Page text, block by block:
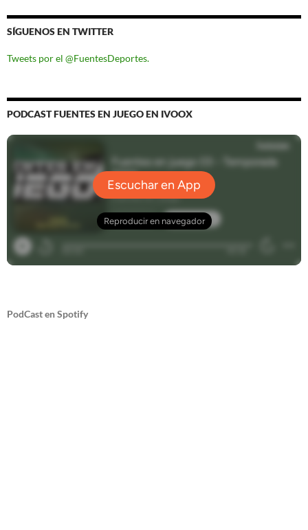
SÍGUENOS EN TWITTER
Tweets por el @FuentesDeportes.
PODCAST FUENTES EN JUEGO EN IVOOX
PodCast en Spotify